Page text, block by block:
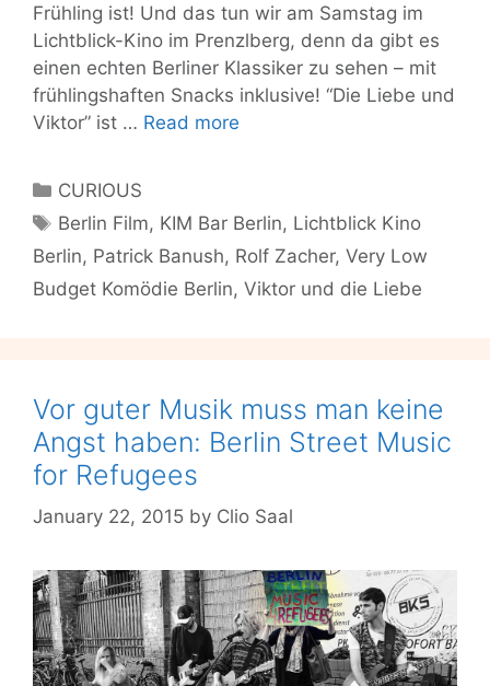
Frühling ist! Und das tun wir am Samstag im
Lichtblick-Kino im Prenzlberg, denn da gibt es
einen echten Berliner Klassiker zu sehen – mit
frühlingshaften Snacks inklusive! “Die Liebe und
Viktor” ist … Read more
Komödie,
Wein
und
am
Samstag
Frühlingspaket
Categories
CURIOUS
Tags
Berlin Film, KIM Bar Berlin, Lichtblick Kino
Berlin, Patrick Banush, Rolf Zacher, Very Low
Budget Komödie Berlin, Viktor und die Liebe
Vor guter Musik muss man keine
Angst haben: Berlin Street Music
for Refugees
January 22, 2015 by Clio Saal